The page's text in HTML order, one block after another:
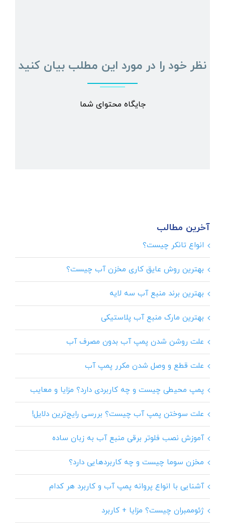
نظر خود را در مورد این مطلب بیان کنید
جایگاه محتوای شما
آخرین مطالب
انواع تانکر چیست؟
بهترین روش عایق کاری مخزن آب چیست؟
بهترین برند منبع آب سه لایه
بهترین مارک منبع آب پلاستیکی
علت روشن شدن پمپ آب بدون مصرف آب
علت قطع و وصل شدن مکرر پمپ آب
پمپ محیطی چیست و چه کاربردی دارد؟ مزایا و معایب
علت سوختن پمپ آب چیست؟ بررسی رایج‌ترین دلایل!
آموزش نصب فلوتر برقی منبع آب به زبان ساده
مخزن سوما چیست و چه کاربردهایی دارد؟
آشنایی با انواع پروانه پمپ آب و کاربرد هر کدام
ژئوممبران چیست؟ مزایا + کاربرد